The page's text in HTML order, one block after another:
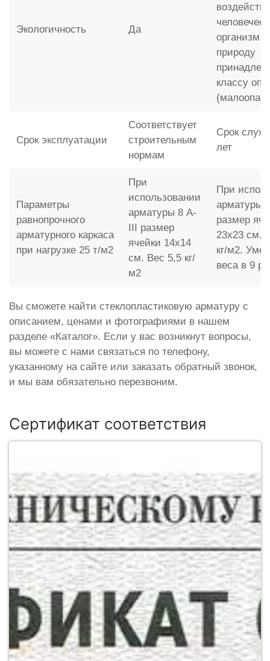
Экологичность Да
организм и
природу
классу
Срок эксплуатации
Соответствует
строительным
нормам
Срок
лет
Параметры
равнопрочного
арматурного каркаса
при нагрузке 25 т/м2
При
использовании
арматуры 8 A-
III размер
ячейки 14x14
см. Вес 5,5 кг/
м2
При
арматуры
размер
23x23 см.
кг/м2.
веса в 9
Вы сможете найти стеклопластиковую арматуру с
описанием, ценами и фотографиями в нашем
разделе «Каталог». Если у вас возникнут вопросы,
вы можете с нами связаться по телефону,
указанному на сайте или заказать обратный звонок,
и мы вам обязательно перезвоним.
Сертификат соответствия